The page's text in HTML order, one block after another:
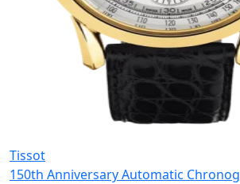
Tissot
150th Anniversary Automatic